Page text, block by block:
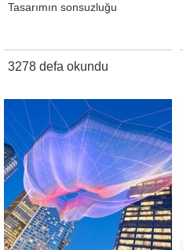
Tasarımın sonsuzluğu
3278 defa okundu